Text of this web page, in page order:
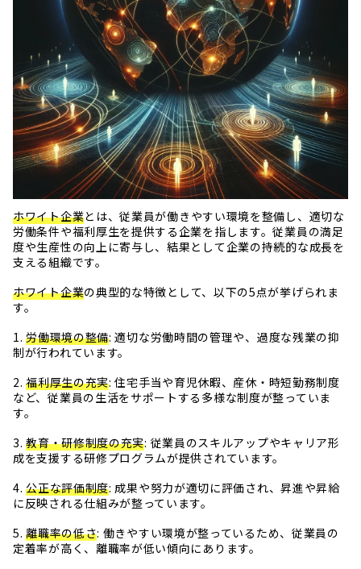
ホワイト企業とは、従業員が働きやすい環境を整備し、適切な
労働条件や福利厚生を提供する企業を指します。従業員の満足
度や生産性の向上に寄与し、結果として企業の持続的な成長を
支える組織です。
ホワイト企業の典型的な特徴として、以下の5点が挙げられま
す。
1.労働環境の整備: 適切な労働時間の管理や、過度な残業の抑
制が行われています。
2.福利厚生の充実: 住宅手当や育児休暇、産休・時短勤務制度
など、従業員の生活をサポートする多様な制度が整っていま
す。
3.教育・研修制度の充実: 従業員のスキルアップやキャリア形
成を支援する研修プログラムが提供されています。
4.公正な評価制度: 成果や努力が適切に評価され、昇進や昇給
に反映される仕組みが整っています。
5.離職率の低さ: 働きやすい環境が整っているため、従業員の
定着率が高く、離職率が低い傾向にあります。